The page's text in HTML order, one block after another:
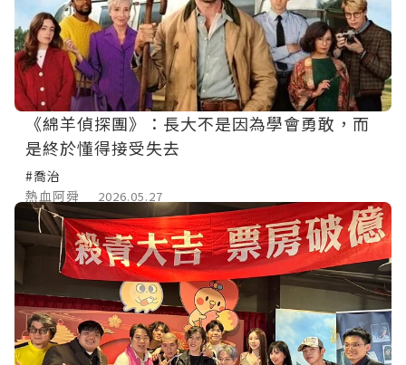
《綿羊偵探團》：長大不是因為學會勇敢，而
是終於懂得接受失去
#喬治
熱血阿舜
2026.05.27